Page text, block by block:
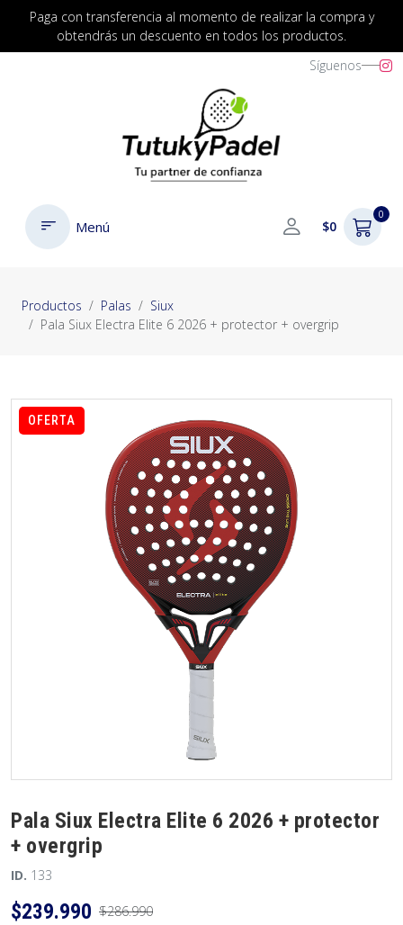
Paga con transferencia al momento de realizar la compra y
obtendrás un descuento en todos los productos.
Síguenos
Menú $0
0
Productos Palas
Siux
Pala Siux Electra Elite 6 2026 + protector + overgrip
OFERTA
Pala Siux Electra Elite 6 2026 + protector
+ overgrip
ID. 133
$239.990 $286.990